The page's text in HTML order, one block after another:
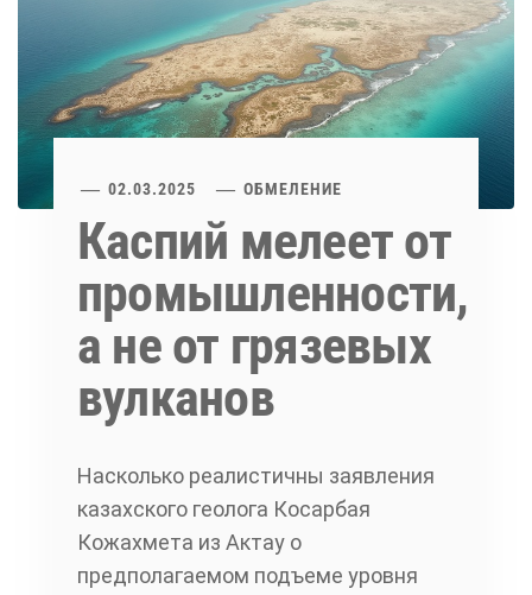
02.03.2025 ОБМЕЛЕНИЕ
Каспий мелеет от
промышленности,
а не от грязевых
вулканов
Насколько реалистичны заявления
казахского геолога Косарбая
Кожахмета из Актау о
предполагаемом подъеме уровня